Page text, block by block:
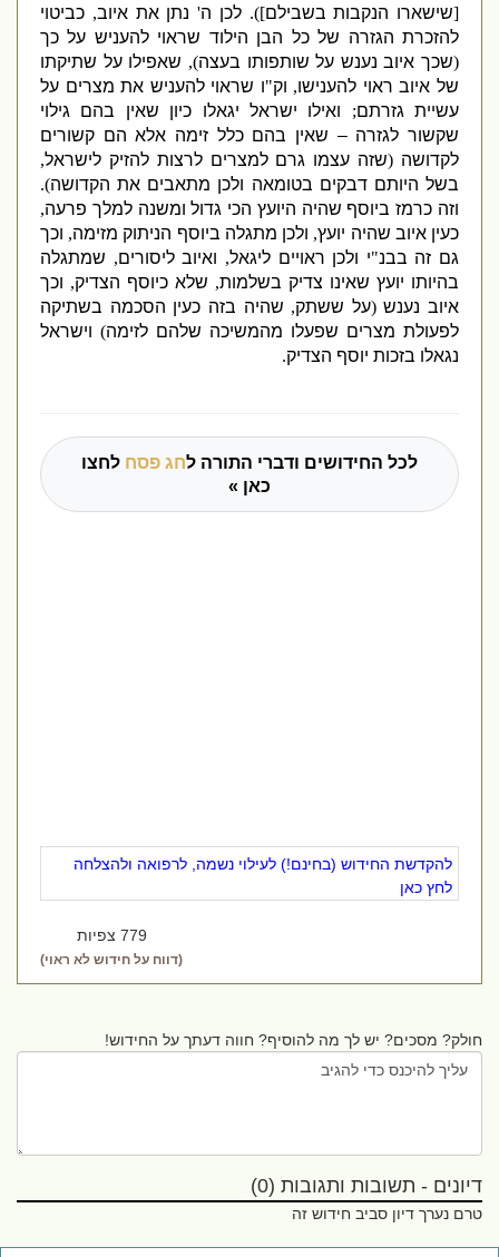
שישארו הנקבות בשבילם]).לכן ה 'נתן את איוב,כביטוי
להזכרת הגזרה של כל הבן הילוד שראוי להעניש על כך
שכך איוב נענש על שותפותו בעצה),שאפילו על שתיקתו
של איוב ראוי להענישו,וק "ו שראוי להעניש את מצרים על
עשיית גזרתם;ואילו ישראל יגאלו כיון שאין בהם גילוי
שקשור לגזרה – שאין בהם כלל זימה אלא הם קשורים
לקדושה(שזה עצמו גרם למצרים לרצות להזיק לישראל,
בשל היותם דבקים בטומאה ולכן מתאבים את הקדושה).
וזה כרמז ביוסף שהיה היועץ הכי גדול ומשנה למלך פרעה,
כעין איוב שהיה יועץ,ולכן מתגלה ביוסף הניתוק מזימה,וכך
גם זה בבנ"י ולכן ראויים ליגאל,ואיוב ליסורים,שמתגלה
בהיותו יועץ שאינו צדיק בשלמות,שלא כיוסף הצדיק,וכך
איוב נענש(על ששתק,שהיה בזה כעין הסכמה בשתיקה
לפעולת מצרים שפעלו מהמשיכה שלהם לזימה)וישראל
נגאלו בזכות יוסף הצדיק.
לכל החידושים ודברי התורה לחג פסחלחצו
כאן »
להקדשת החידוש (בחינם!) לעילוי נשמה, לרפואה ולהצלחה
לחץ כאן
779 צפיות
(דווח על חידוש לא ראוי)
חולק? מסכים? יש לך מה להוסיף? חווה דעתך על החידוש!
דיונים - תשובות ותגובות (0)
טרם נערך דיון סביב חידוש זה